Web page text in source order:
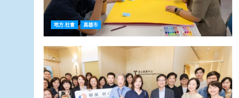
地方.社會 高雄市